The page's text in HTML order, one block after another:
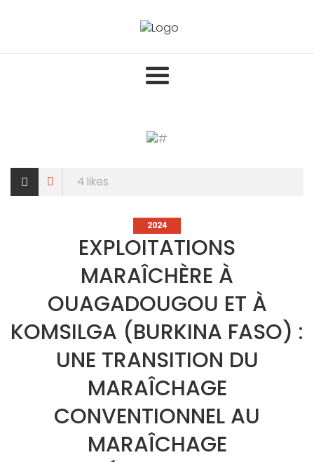
content
4 likes
CATEGORIES
2024
EXPLOITATIONS
MARAÎCHÈRE À
OUAGADOUGOU ET À
KOMSILGA (BURKINA FASO) :
UNE TRANSITION DU
MARAÎCHAGE
CONVENTIONNEL AU
MARAÎCHAGE